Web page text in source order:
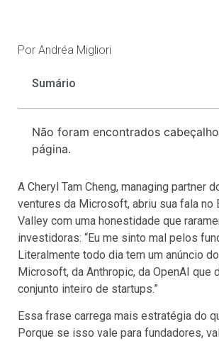
Por Andréa Migliori
Sumário
Não foram encontrados
página.
A Cheryl Tam Cheng, managing partner
ventures da Microsoft, abriu sua fala no
Valley com uma honestidade que
investidoras: “Eu me sinto mal pelos
Literalmente todo dia tem um anúncio
Microsoft, da Anthropic, da OpenAI que
conjunto inteiro de startups.”
Essa frase carrega mais estratégia do
Porque se isso vale para fundadores,